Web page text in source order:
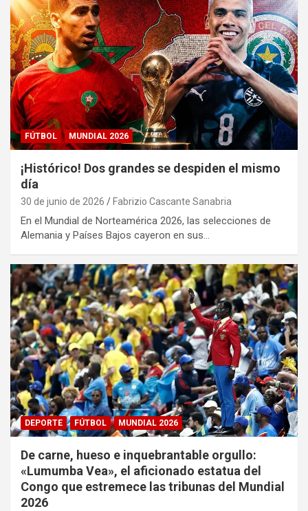
FÚTBOL MUNDIAL 2026
¡Histórico! Dos grandes se despiden el mismo
día
30 de junio de 2026 Fabrizio Cascante Sanabria
En el Mundial de Norteamérica 2026, las selecciones de
Alemania y Países Bajos cayeron en sus…
DEPORTE FÚTBOL MUNDIAL 2026
De carne, hueso e inquebrantable orgullo:
«Lumumba Vea», el aficionado estatua del
Congo que estremece las tribunas del Mundial
2026